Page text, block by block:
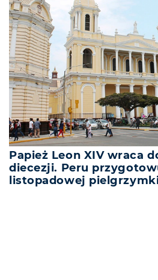
Papież Leon XIV wraca
diecezji. Peru
listopadowej